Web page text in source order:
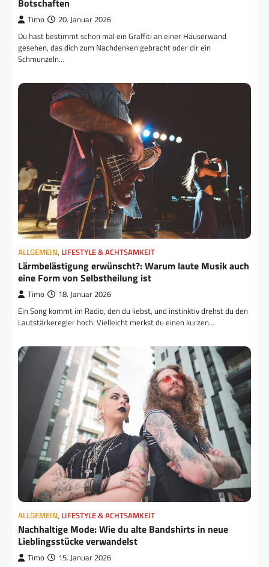
Botschaften
Timo 20. Januar 2026
Du hast bestimmt schon mal ein Graffiti an einer Häuserwand
gesehen, das dich zum Nachdenken gebracht oder dir ein
Schmunzeln…
ALLGEMEIN, LIFESTYLE & ACHTSAMKEIT
Lärmbelästigung erwünscht?: Warum laute Musik auch
eine Form von Selbstheilung ist
Timo 18. Januar 2026
Ein Song kommt im Radio, den du liebst, und instinktiv drehst du den
Lautstärkeregler hoch. Vielleicht merkst du einen kurzen…
ALLGEMEIN, LIFESTYLE & ACHTSAMKEIT
Nachhaltige Mode: Wie du alte Bandshirts in neue
Lieblingsstücke verwandelst
Timo 15. Januar 2026